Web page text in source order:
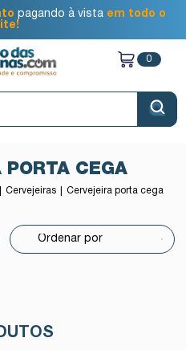
pagando à vista em todo o
0
PORTA CEGA
Cervejeiras Cervejeira porta cega